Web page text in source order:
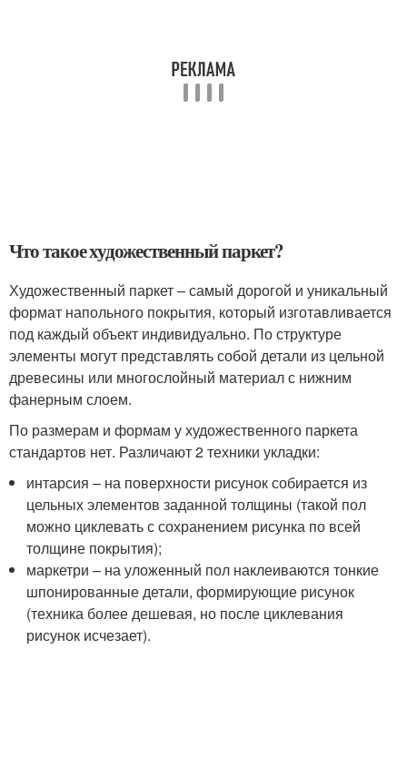
Что такое художественный паркет?
Художественный паркет – самый дорогой и уникальный
формат напольного покрытия, который изготавливается
под каждый объект индивидуально. По структуре
элементы могут представлять собой детали из цельной
древесины или многослойный материал с нижним
фанерным слоем.
По размерам и формам у художественного паркета
стандартов нет. Различают 2 техники укладки:
интарсия – на поверхности рисунок собирается из
цельных элементов заданной толщины (такой пол
можно циклевать с сохранением рисунка по всей
толщине покрытия);
маркетри – на уложенный пол наклеиваются тонкие
шпонированные детали, формирующие рисунок
(техника более дешевая, но после циклевания
рисунок исчезает).